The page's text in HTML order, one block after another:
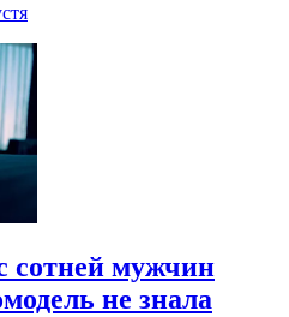
сотней мужчин
не знала